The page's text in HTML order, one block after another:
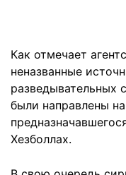
Как отмечает
неназванные
разведывательных
были направлены
Хезболлах.